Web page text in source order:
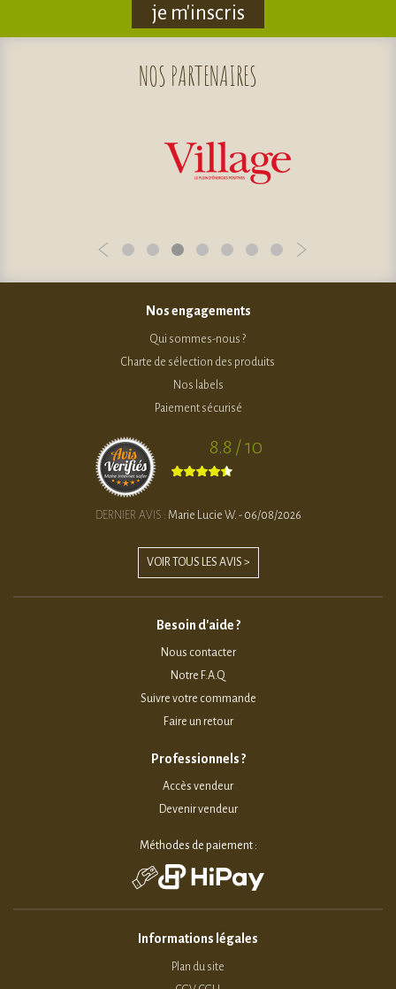
je m'inscris
NOS PARTENAIRES
Nos engagements
Qui sommes-nous ?
Charte de sélection des produits
Nos labels
Paiement sécurisé
8.8 / 10
DERNIER AVIS : Marie Lucie W. - 06/08/2026
VOIR TOUS LES AVIS >
Besoin d'aide ?
Nous contacter
Notre F.A.Q
Suivre votre commande
Faire un retour
Professionnels ?
Accès vendeur
Devenir vendeur
Méthodes de paiement :
Informations légales
Plan du site